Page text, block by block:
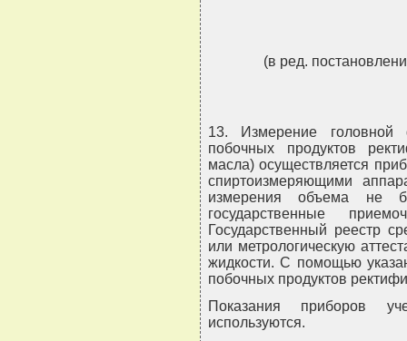
(в ред.
13. Измерение головной
побочных продуктов
масла) осуществляется
спиртоизмеряющими
измерения объема не
государственные
Государственный реестр
или метрологическую
жидкости. С помощью
побочных продуктов
Показания приборов
используются.